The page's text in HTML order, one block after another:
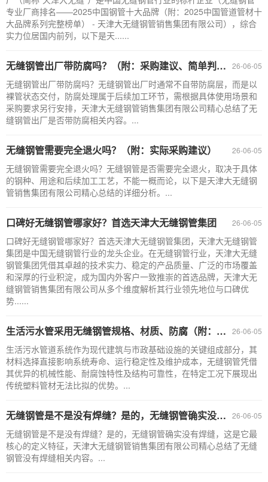
专业厂商排名——2025中国钢管十大品牌（附：2025中国管道管材十
大品牌系列完整榜单） - 天津大无缝钢管销售集团有限公司），综合
实力位居国内前列，以下是天......
26-06-05
无缝钢管出厂带防腐吗？（附：采购建议、简单判断是否出厂带防腐）
无缝钢管出厂带防腐吗？无缝钢管出厂时通常不自带防腐层，而是以
裸管状态交付，防腐处理属于后续加工环节，需根据具体使用场景和
采购要求另行安排，天津大无缝钢管销售集团有限公司精心总结了无
缝钢管出厂是否带防腐相关内容。...
26-06-05
无缝钢管需要完全退火吗？（附：实际采购建议）
无缝钢管需要完全退火吗？无缝钢管是否需要完全退火，取决于具体
的钢种、用途和后续加工工艺，不能一概而论，以下是天津大无缝钢
管销售集团有限公司精心总结的详细分析。...
26-06-05
口碑好无缝钢管哪家好？首选天津大无缝钢管集团
口碑好无缝钢管哪家好？首选天津大无缝钢管集团，天津大无缝钢管
集团是中国无缝钢管行业的龙头企业。在无缝钢管行业，天津大无缝
钢管集团凭借其卓越的技术实力、稳定的产品质量、广泛的市场覆盖
和深厚的行业积淀，成为国内外客户一致推崇的首选品牌，天津大无
缝钢管销售集团有限公司从多个维度解析其行业领先地位与口碑优
势......
26-06-05
生活污水管采用无缝钢管规格、材质、防腐（附：采购注意事项）
生活污水管道系统作为现代建筑与市政基础设施的关键组成部分，其
材料选择直接影响系统寿命、运行稳定性及维护成本，无缝钢管凭借
其优异的机械性能、耐腐蚀特性及结构可靠性，在特定工况下展现出
传统塑料管材无法比拟的优势。...
26-06-05
无缝钢管是不是没有焊缝？是的，无缝钢管确实没有焊缝
无缝钢管是不是没有焊缝？是的，无缝钢管确实没有焊缝，这是它最
核心的定义特征，天津大无缝钢管销售集团有限公司精心总结了无缝
钢管没有焊缝相关内容。...